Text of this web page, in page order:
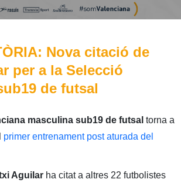
Nova citació de
per a la Selecció
de futsal
masculina sub19 de futsal torna a
primer entrenament post aturada del
Aguilar ha citat a altres 22 futbolistes